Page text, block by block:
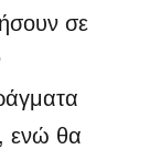
σε
ενώ θα